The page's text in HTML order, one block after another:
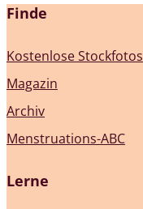
Finde
Kostenlose Stockfotos
Magazin
Archiv
Menstruations-ABC
Lerne